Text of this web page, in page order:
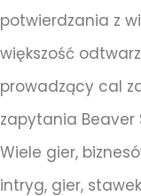
potwierdzania z
większość
prowadzący cal
zapytania Beaver
Wiele gier,
intryg, gier,